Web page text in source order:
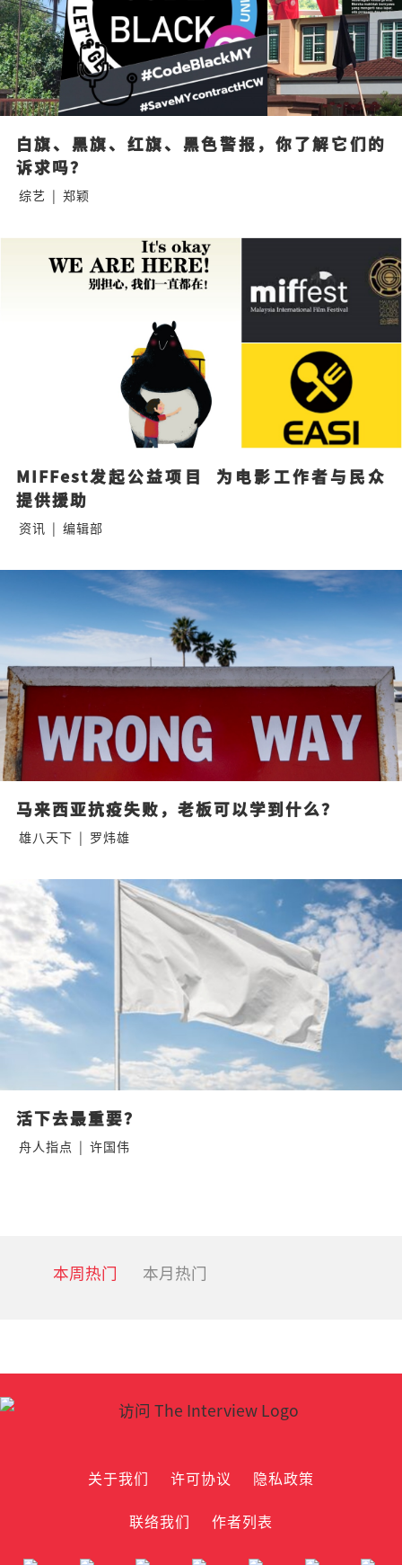
白旗、黑旗、红旗、黑色警报，你了解它们的
诉求吗？
综艺 | 郑颖
MIFFest发起公益项目  为电影工作者与民众
提供援助
资讯 | 编辑部
马来西亚抗疫失败，老板可以学到什么？
雄八天下 | 罗炜雄
活下去最重要？
舟人指点 | 许国伟
本周热门 本月热门
关于我们 许可协议
隐私政策
联络我们
作者列表